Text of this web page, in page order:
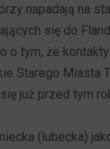
napadają na
się do
o tym, że kontakty
Starego Miasta
już przed tym
(lubecka)